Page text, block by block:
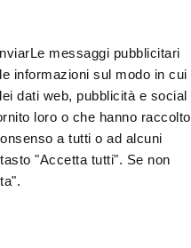
messaggi pubblicitari
informazioni sul modo in cui
dati web, pubblicità e social
loro o che hanno raccolto
a tutti o ad alcuni
"Accetta tutti". Se non